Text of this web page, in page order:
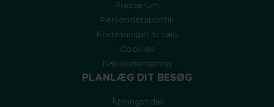
Presserum
Persondatapolitik
Forretninger til salg
Cookies
Naboorientering
PLANLÆG DIT BESØG
Åbningstider